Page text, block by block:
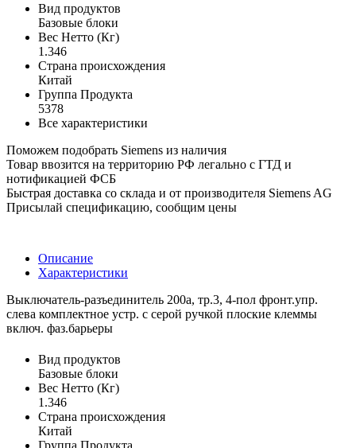
Вид продуктов
Базовые блоки
Вес Нетто (Кг)
1.346
Страна происхождения
Китай
Группа Продукта
5378
Все характеристики
Поможем подобрать Siemens из наличия
Товар ввозится на территорию РФ легально с ГТД и
нотификацией ФСБ
Быстрая доставка со склада и от производителя Siemens AG
Присылай спецификацию, сообщим цены
Описание
Характеристики
Выключатель-разъединитель 200a, тр.3, 4-пол фронт.упр.
слева комплектное устр. с серой ручкой плоские клеммы
включ. фаз.барьеры
Вид продуктов
Базовые блоки
Вес Нетто (Кг)
1.346
Страна происхождения
Китай